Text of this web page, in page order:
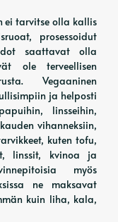
ei tarvitse olla kallis
prosessoidut
saattavat olla
ole terveellisen
Vegaaninen
ja helposti
linsseihin,
vihanneksiin,
kuten tofu,
linssit, kvinoa ja
myös
ne maksavat
kuin liha, kala,